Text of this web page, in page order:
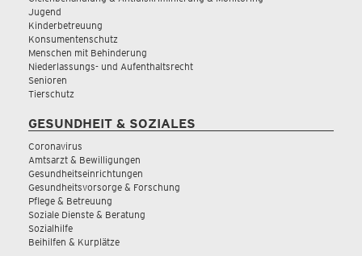
Jugend
Kinderbetreuung
Konsumentenschutz
Menschen mit Behinderung
Niederlassungs- und Aufenthaltsrecht
Senioren
Tierschutz
GESUNDHEIT & SOZIALES
Coronavirus
Amtsarzt & Bewilligungen
Gesundheitseinrichtungen
Gesundheitsvorsorge & Forschung
Pflege & Betreuung
Soziale Dienste & Beratung
Sozialhilfe
Beihilfen & Kurplätze